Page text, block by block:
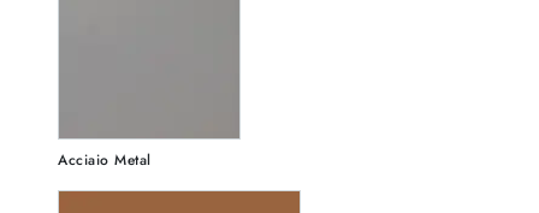
Acciaio Metal